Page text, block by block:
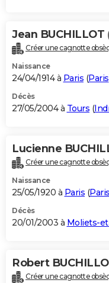
Jean BUCHILLOT
Créer une cagnotte
Naissance
24/04/1914 à Paris (Paris
Décès
27/05/2004 à Tours (
Lucienne
Créer une cagnotte
Naissance
25/05/1920 à Paris (Paris
Décès
20/01/2003 à Moliets-
Robert
Créer une cagnotte